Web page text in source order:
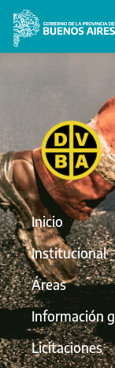
Inicio
Institucional
Áreas
Información
Licitaciones